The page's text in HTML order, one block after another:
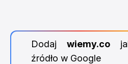
Dodaj wiemy.co
źródło w Google